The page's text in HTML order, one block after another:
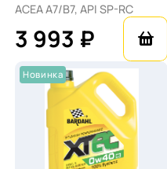
ACEA A7/B7, API SP-RC
3 993 ₽
Новинка